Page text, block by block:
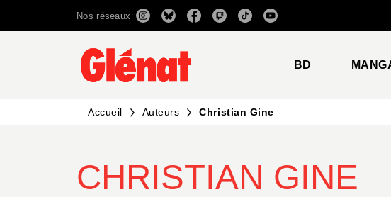
RECHERCHE CONTENU
Nos réseaux
BD
Accueil Auteurs Christian Gine
CHRISTIAN GINE